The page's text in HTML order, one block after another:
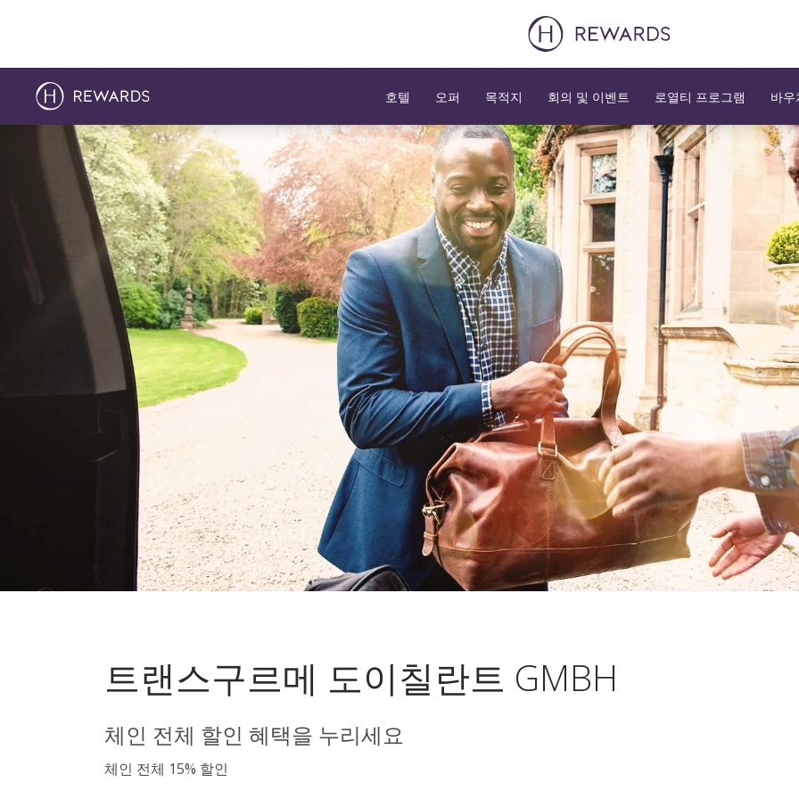
호텔 오퍼 목적지 회의 및 이벤트 로열티 프로그램 바
슬라이드 1 의 1
GmbH & Co. OHG
트랜스구르메 도이칠란트 GMBH
체인 전체 할인 혜택을 누리세요
체인 전체 15% 할인